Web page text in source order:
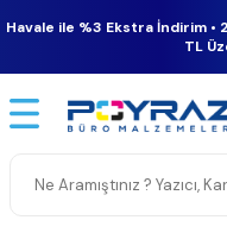
Havale ile %3 Ekstra İndirim •
TL